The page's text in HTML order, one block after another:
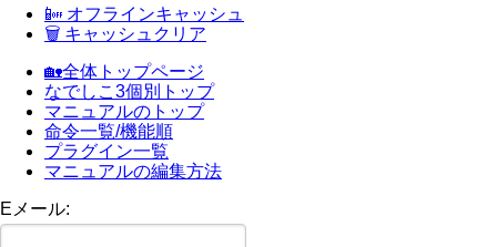
📴 オフラインキャッシュ
🗑 キャッシュクリア
🏡全体トップページ
なでしこ3個別トップ
マニュアルのトップ
命令一覧/機能順
プラグイン一覧
マニュアルの編集方法
Eメール: